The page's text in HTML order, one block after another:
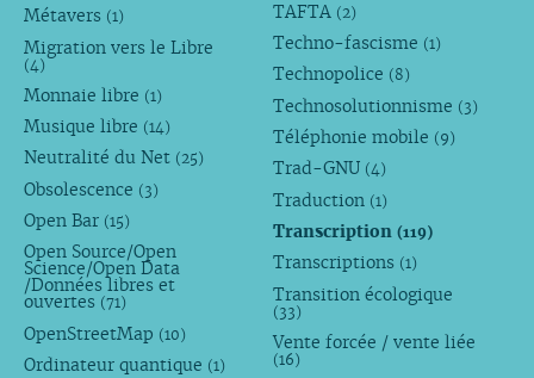
Métavers (1)
Migration vers le Libre
(4)
Monnaie libre (1)
Musique libre (14)
Neutralité du Net (25)
Obsolescence (3)
Open Bar (15)
Open Source/Open
Science/Open Data
/Données libres et
ouvertes (71)
OpenStreetMap (10)
Ordinateur quantique (1)
TAFTA (2)
Techno-fascisme (1)
Technopolice (8)
Technosolutionnisme (3)
Téléphonie mobile (9)
Trad-GNU (4)
Traduction (1)
Transcription(119)
Transcriptions (1)
Transition écologique
(33)
Vente forcée / vente liée
(16)